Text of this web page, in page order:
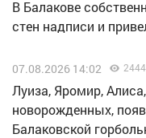
В Балакове
стен надписи и
07.08.2026 14:02 2444
Луиза, Яромир,
новорожденных,
Балаковской